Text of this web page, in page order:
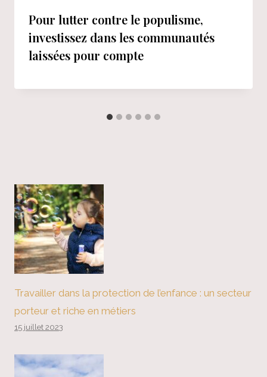
Pour lutter contre le populisme,
investissez dans les communautés
laissées pour compte
Travailler dans la protection de l’enfance : un secteur
porteur et riche en métiers
15 juillet 2023